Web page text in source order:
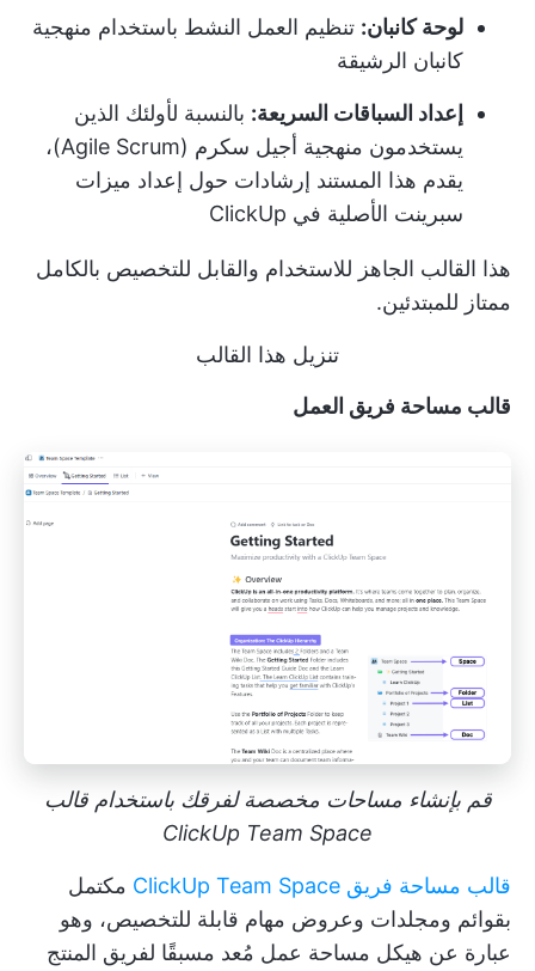
لوحة كانبان: تنظيم العمل النشط باستخدام منهجية
كانبان الرشيقة
إعداد السباقات السريعة: بالنسبة لأولئك الذين
يستخدمون منهجية أجيل سكرم (Agile Scrum)،
يقدم هذا المستند إرشادات حول إعداد ميزات
سبرينت الأصلية في ClickUp
هذا القالب الجاهز للاستخدام والقابل للتخصيص بالكامل
ممتاز للمبتدئين.
تنزيل هذا القالب
قالب مساحة فريق العمل
قم بإنشاء مساحات مخصصة لفرقك باستخدام قالب
ClickUp Team Space
قالب مساحة فريق ClickUp Team Space
مكتمل
بقوائم ومجلدات وعروض مهام قابلة للتخصيص، وهو
عبارة عن هيكل مساحة عمل مُعد مسبقًا لفريق المنتج